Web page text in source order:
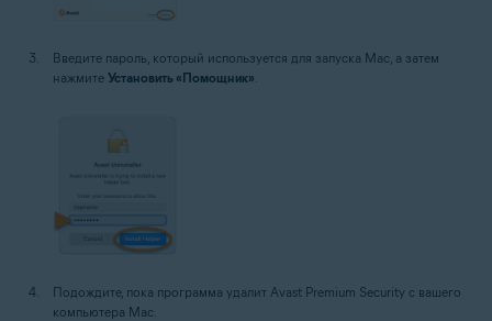
Введите пароль, который используется для запуска Mac, а затем
нажмите Установить «Помощник».
Подождите, пока программа удалит Avast Premium Security с вашего
компьютера Mac.